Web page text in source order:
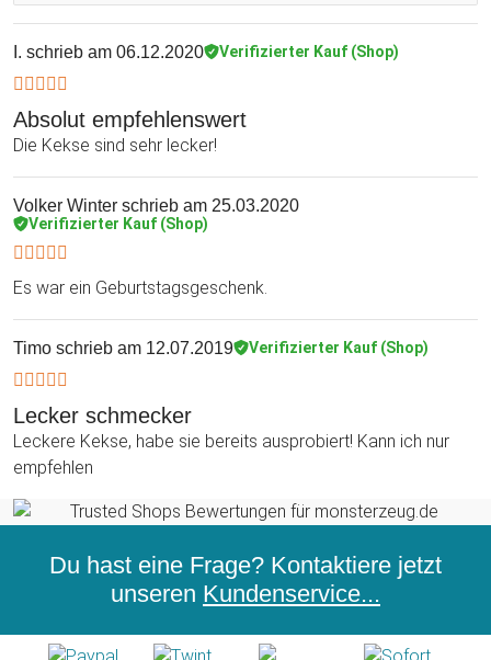
I. schrieb am 06.12.2020 Verifizierter Kauf (Shop)
Absolut empfehlenswert
Die Kekse sind sehr lecker!
Volker Winter schrieb am 25.03.2020
Verifizierter Kauf (Shop)
Es war ein Geburtstagsgeschenk.
Timo schrieb am 12.07.2019 Verifizierter Kauf (Shop)
Lecker schmecker
Leckere Kekse, habe sie bereits ausprobiert! Kann ich nur
empfehlen
Du hast eine Frage? Kontaktiere jetzt
unseren Kundenservice...